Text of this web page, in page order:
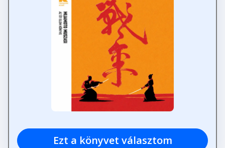
Ezt a könyvet választom